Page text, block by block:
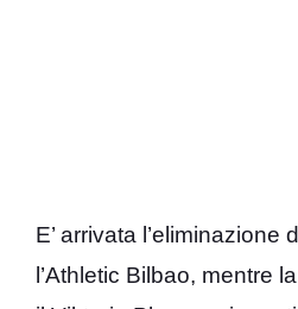
E’ arrivata l’eliminazione
l’Athletic Bilbao, mentre